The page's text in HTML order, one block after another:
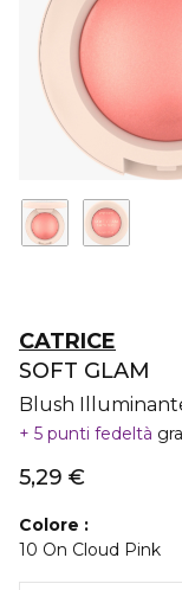
CATRICE
SOFT GLAM
Blush
5 punti fedeltà
5,29 €
Colore
10 On Cloud Pink